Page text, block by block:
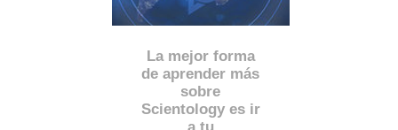
La mejor forma
de aprender más
sobre
Scientology es ir